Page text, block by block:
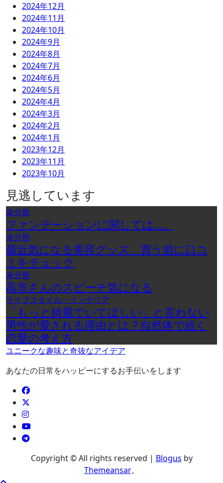
2024年12月
2024年11月
2024年10月
2024年9月
2024年8月
2024年7月
2024年6月
2024年5月
2024年4月
2024年3月
2024年2月
2024年1月
2023年12月
2023年11月
2023年10月
見逃しています
未分類
ファンデーションに関しては…。
未分類
最近気になる美容グッズ、買う前に口コ
ミをチェック
未分類
高市さんのスピーチ気になる
ライフスタイル・インテリア
「もっと綺麗でいてほしい」と言わない
男性が愛される理由とは？自然体で続く
恋愛の考え方
ユニークな趣味と奇抜なアイデア
あなたの日常をハッピーにするお手伝いをします
Copyright © All rights reserved | Blogus by
Themeansar。